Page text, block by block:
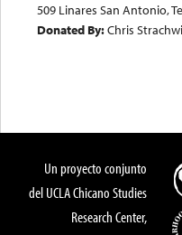
509 Linares San Antonio,
Donated By:Chris
Un proyecto conjunto
del UCLA Chicano Studies
Research Center,